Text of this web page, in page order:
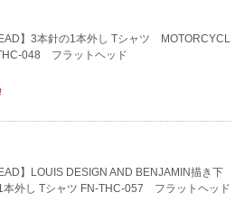
】3本針の1本外し Tシャツ MOTORCYCL
048 フラットヘッド
】LOUIS DESIGN AND BENJAMIN描き下
外し Tシャツ FN-THC-057 フラットヘッド